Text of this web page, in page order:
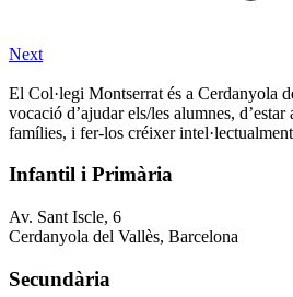
Next
El Col·legi Montserrat és a Cerdanyola
vocació d’ajudar els/les alumnes, d’estar
famílies, i fer-los créixer
Infantil i Primària
Av. Sant Iscle, 6
Cerdanyola del Vallès, Barcelona
Secundària